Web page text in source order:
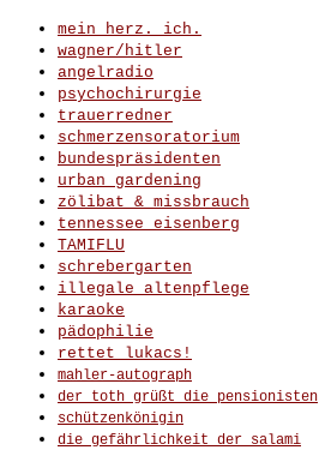
mein herz. ich.
wagner/hitler
angelradio
psychochirurgie
trauerredner
schmerzensoratorium
bundespräsidenten
urban gardening
zölibat & missbrauch
tennessee eisenberg
TAMIFLU
schrebergarten
illegale altenpflege
karaoke
pädophilie
rettet lukacs!
mahler-autograph
der toth grüßt die pensionisten
schützenkönigin
die gefährlichkeit der salami